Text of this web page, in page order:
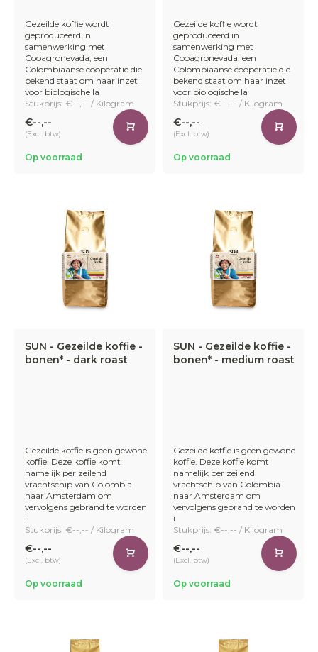
Gezeilde koffie wordt
geproduceerd in
samenwerking met
Cooagronevada, een
Colombiaanse coöperatie die
bekend staat om haar inzet
voor biologische la
Stukprijs: €--,-- / Kilogram
€--,--
(Excl. btw)
Op voorraad
Gezeilde koffie wordt
geproduceerd in
samenwerking met
Cooagronevada, een
Colombiaanse coöperatie die
bekend staat om haar inzet
voor biologische la
Stukprijs: €--,-- / Kilogram
€--,--
(Excl. btw)
Op voorraad
SUN - Gezeilde koffie -
bonen* - dark roast
Gezeilde koffie is geen gewone
koffie. Deze koffie komt
namelijk per zeilend
vrachtschip van Colombia
naar Amsterdam om
vervolgens gebrand te worden
i
Stukprijs: €--,-- / Kilogram
€--,--
(Excl. btw)
Op voorraad
SUN - Gezeilde koffie -
bonen* - medium roast
Gezeilde koffie is geen gewone
koffie. Deze koffie komt
namelijk per zeilend
vrachtschip van Colombia
naar Amsterdam om
vervolgens gebrand te worden
i
Stukprijs: €--,-- / Kilogram
€--,--
(Excl. btw)
Op voorraad